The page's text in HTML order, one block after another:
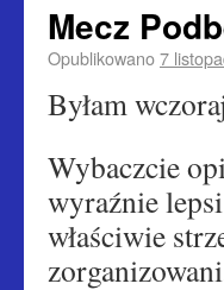
Mecz
Opublikowano7
Byłam
Wybaczcie
wyraźnie
właściwie